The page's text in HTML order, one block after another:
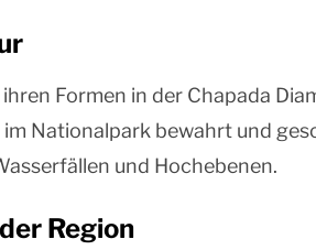
Formen in der Chapada
Nationalpark bewahrt und
und Hochebenen.
Region